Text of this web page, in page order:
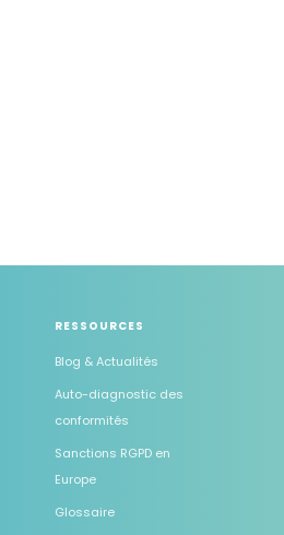
RESSOURCES
Blog & Actualités
Auto-diagnostic des
conformités
Sanctions RGPD en
Europe
Glossaire